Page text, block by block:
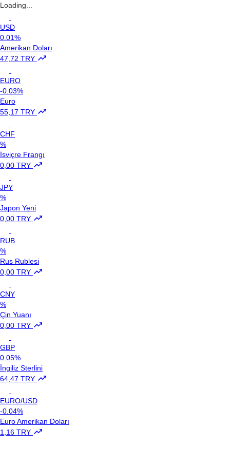
Loading...
USD
0.01%
Amerikan Doları
47,72 TRY
EURO
-0.03%
Euro
55,17 TRY
CHF
%
İsviçre Frangı
0,00 TRY
JPY
%
Japon Yeni
0,00 TRY
RUB
%
Rus Rublesi
0,00 TRY
CNY
%
Çin Yuanı
0,00 TRY
GBP
0.05%
İngiliz Sterlini
64,47 TRY
EURO/USD
-0.04%
Euro Amerikan Doları
1,16 TRY